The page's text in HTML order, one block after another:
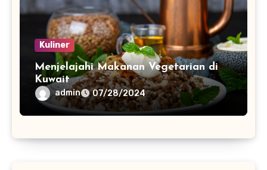
Kuliner
Menjelajahi Makanan Vegetarian di
Kuwait
admin 07/28/2024